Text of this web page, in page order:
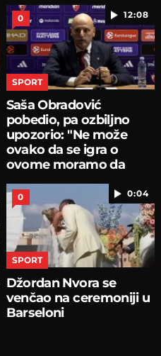
12:08
0
SPORT
Saša Obradović
pobedio, pa ozbiljno
upozorio: "Ne može
ovako da se igra o
ovome moramo da
0:04
0
SPORT
Džordan Nvora se
venčao na ceremoniji u
Barseloni